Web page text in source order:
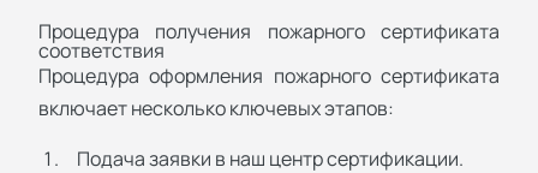
Процедура получения пожарного сертификата
соответствия
Процедура оформления пожарного сертификата
включает несколько ключевых этапов:
Подача заявки в наш центр сертификации.